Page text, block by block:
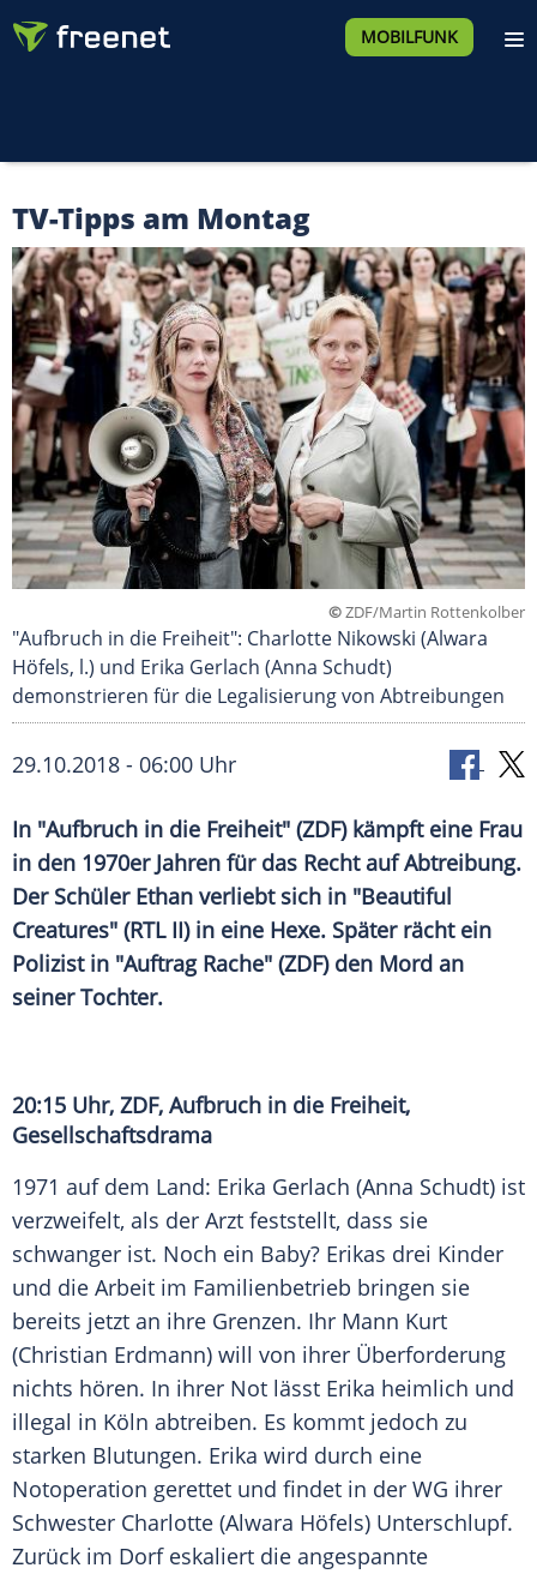
MOBILFUNK
TV-Tipps am Montag
©ZDF/Martin Rottenkolber
"Aufbruch in die Freiheit": Charlotte Nikowski (Alwara
Höfels, l.) und Erika Gerlach (Anna Schudt)
demonstrieren für die Legalisierung von Abtreibungen
29.10.2018 - 06:00 Uhr
In "Aufbruch in die Freiheit" (ZDF) kämpft eine Frau
in den 1970er Jahren für das Recht auf Abtreibung.
Der Schüler Ethan verliebt sich in "Beautiful
Creatures" (RTL II) in eine Hexe. Später rächt ein
Polizist in "Auftrag Rache" (ZDF) den Mord an
seiner Tochter.
20:15 Uhr, ZDF, Aufbruch in die Freiheit,
Gesellschaftsdrama
1971 auf dem Land: Erika Gerlach (Anna Schudt) ist
verzweifelt, als der Arzt feststellt, dass sie
schwanger ist. Noch ein Baby? Erikas drei Kinder
und die Arbeit im Familienbetrieb bringen sie
bereits jetzt an ihre Grenzen. Ihr Mann Kurt
(Christian Erdmann) will von ihrer Überforderung
nichts hören. In ihrer Not lässt Erika heimlich und
illegal in Köln abtreiben. Es kommt jedoch zu
starken Blutungen. Erika wird durch eine
Notoperation gerettet und findet in der WG ihrer
Schwester Charlotte (Alwara Höfels) Unterschlupf.
Zurück im Dorf eskaliert die angespannte